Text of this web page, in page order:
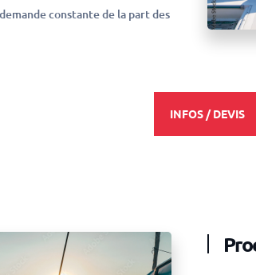
constante de la part des
INFOS / DEVIS